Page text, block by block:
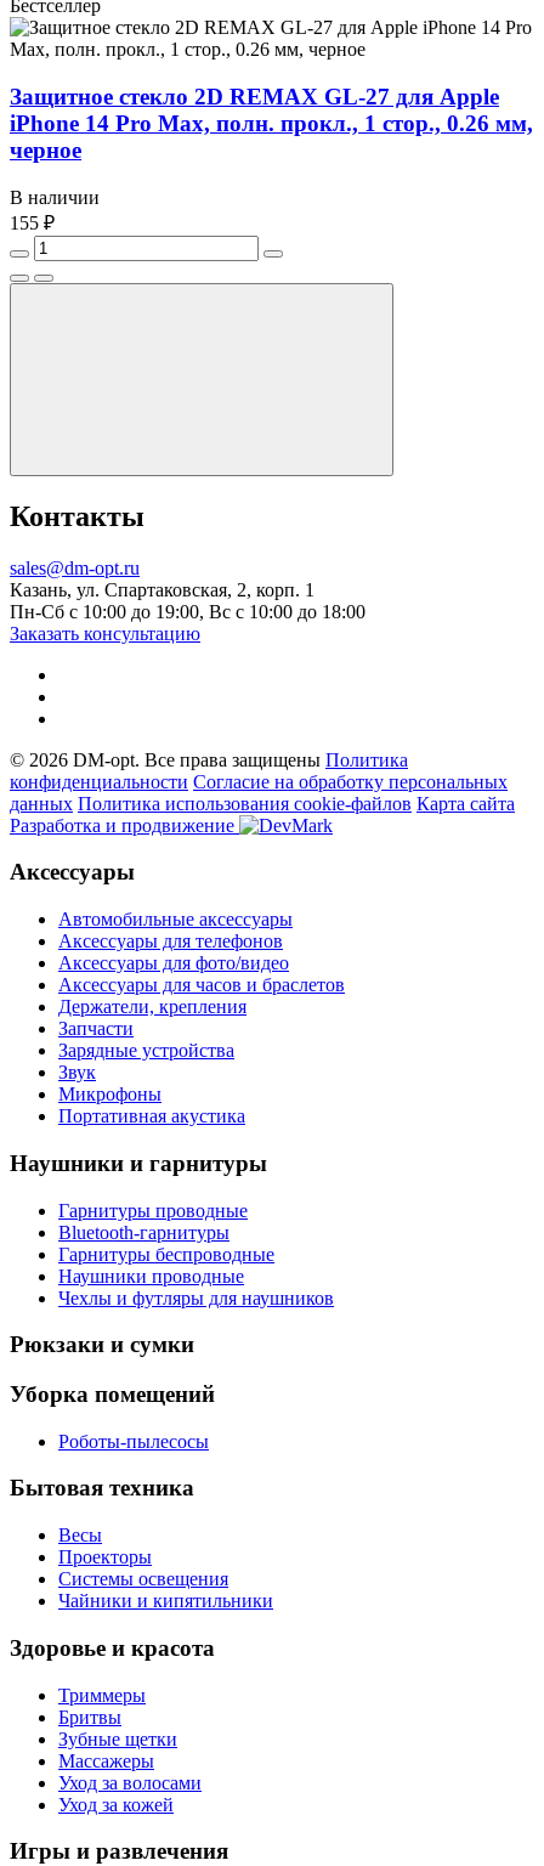
Бестселлер
Защитное стекло 2D REMAX GL-27 для Apple
iPhone 14 Pro Max, полн. прокл., 1 стор., 0.26 мм,
черное
В наличии
155 ₽
Контакты
sales@dm-opt.ru
Казань, ул. Спартаковская, 2, корп. 1
Пн-Сб с 10:00 до 19:00, Вс с 10:00 до 18:00
Заказать консультацию
© 2026 DM-opt. Все права защищены Политика
конфиденциальности Согласие на обработку персональных
данных Пoлитикa иcпoльзoвaния cookie-фaйлoв Карта сайта
Разработка и продвижение
Аксессуары
Автомобильные аксессуары
Аксессуары для телефонов
Аксессуары для фото/видео
Аксессуары для часов и браслетов
Держатели, крепления
Запчасти
Зарядные устройства
Звук
Микрофоны
Портативная акустика
Наушники и гарнитуры
Гарнитуры проводные
Bluetooth-гарнитуры
Гарнитуры беспроводные
Наушники проводные
Чехлы и футляры для наушников
Рюкзаки и сумки
Уборка помещений
Роботы-пылесосы
Бытовая техника
Весы
Проекторы
Системы освещения
Чайники и кипятильники
Здоровье и красота
Триммеры
Бритвы
Зубные щетки
Массажеры
Уход за волосами
Уход за кожей
Игры и развлечения